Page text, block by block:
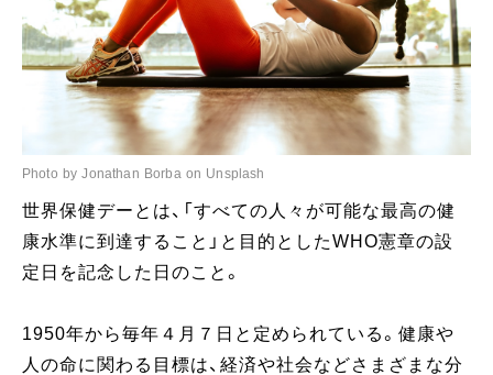
Photo by Jonathan Borba on Unsplash
世界保健デーとは、「すべての人々が可能な最高の健
康水準に到達すること」と目的としたWHO憲章の設
定日を記念した日のこと。
1950年から毎年４月７日と定められている。健康や
人の命に関わる目標は、経済や社会などさまざまな分